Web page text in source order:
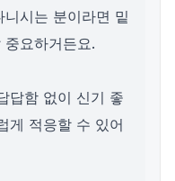
시는 분이라면 밑
요하거든요.
답함 없이 신기 좋
게 적응할 수 있어